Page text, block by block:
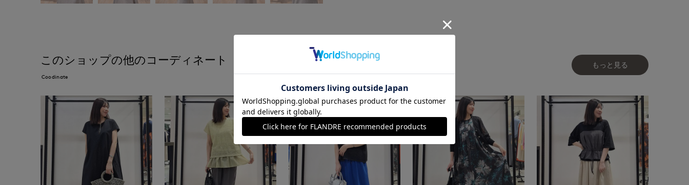
このショップの他のコーディネート
Coodinate
もっと見る